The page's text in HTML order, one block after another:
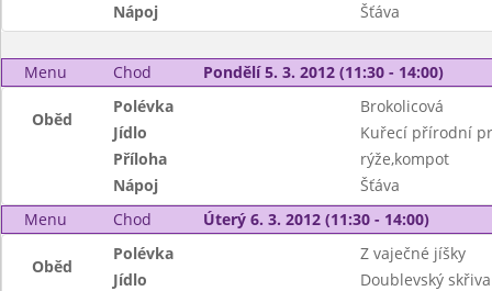
Nápoj
Šťáva
Menu Chod Pondělí 5. 3. 2012 (11:30 - 14:00)
Oběd
Polévka
Brokolicová
Jídlo
Kuřecí přírodní
Příloha
rýže,kompot
Nápoj
Šťáva
Menu
Chod Úterý 6. 3. 2012 (11:30 - 14:00)
Oběd
Polévka
Z vaječné jíšky
Jídlo
Doublevský